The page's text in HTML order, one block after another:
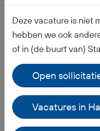
Ontvang ik werkkleding?
Hoe is het pensioen
Deze vacature is niet
hebben we ook
of in (de buurt van)
Open
Vacatures in